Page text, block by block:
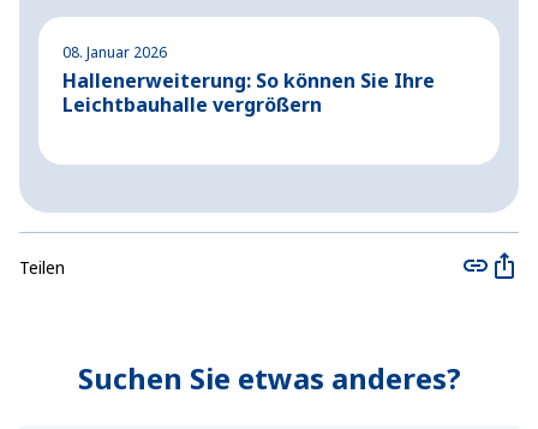
08. Januar 2026
Hallenerweiterung: So können Sie Ihre
Leichtbauhalle vergrößern
Teilen
Suchen Sie etwas anderes?